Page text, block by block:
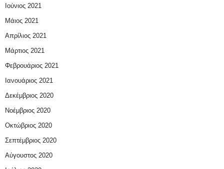
Ιούνιος 2021
Μάιος 2021
Απρίλιος 2021
Μάρτιος 2021
Φεβρουάριος 2021
Ιανουάριος 2021
Δεκέμβριος 2020
Νοέμβριος 2020
Οκτώβριος 2020
Σεπτέμβριος 2020
Αύγουστος 2020